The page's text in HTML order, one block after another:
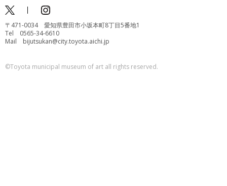
〒471-0034 愛知県豊田市小坂本町8丁目5番地1
Tel 0565-34-6610
Mail bijutsukan@city.toyota.aichi.jp
©️Toyota municipal museum of art all rights reserved.